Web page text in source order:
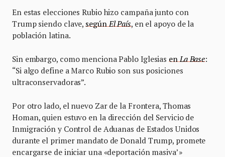
En estas elecciones Rubio hizo campaña junto con
Trump siendo clave,segúnEl País, en el apoyo de la
población latina.
Sin embargo, como menciona Pablo IglesiasenLa Base:
“Si algo define a Marco Rubio son sus posiciones
ultraconservadoras”.
Por otro lado, el nuevo Zar de la Frontera, Thomas
Homan, quien estuvo en la dirección del Servicio de
Inmigración y Control de Aduanas de Estados Unidos
durante el primer mandato de Donald Trump, promete
encargarse de iniciar una «deportación masiva’»